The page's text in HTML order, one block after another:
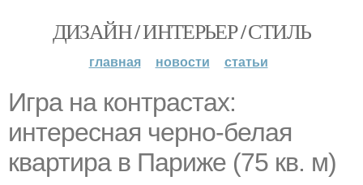
ДИЗАЙН / ИНТЕРЬЕР / СТИЛЬ
главная новости статьи
Игра на контрастах:
интересная черно-белая
квартира в Париже (75 кв. м)